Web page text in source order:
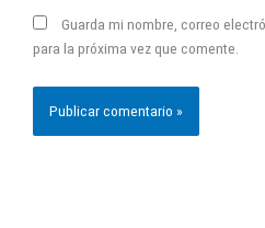
Guarda mi nombre, correo
para la próxima vez que comente.